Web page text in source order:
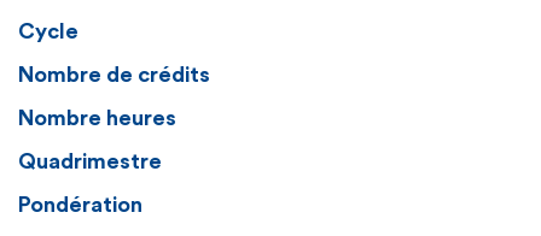
Cycle
Nombre de crédits
Nombre heures
Quadrimestre
Pondération